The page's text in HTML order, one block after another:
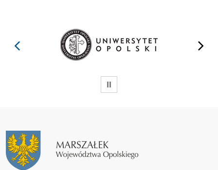
prev next
WSTRZYMAJ